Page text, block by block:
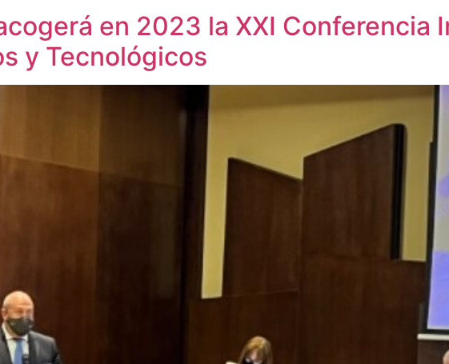
en 2023 la XXI Conferencia
y Tecnológicos